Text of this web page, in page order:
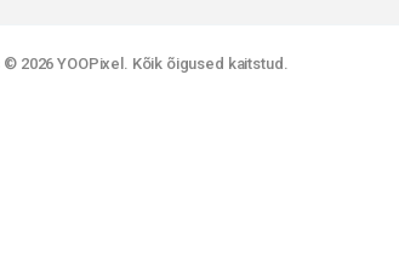
2026 YOOPixel. Kõik õigused kaitstud.